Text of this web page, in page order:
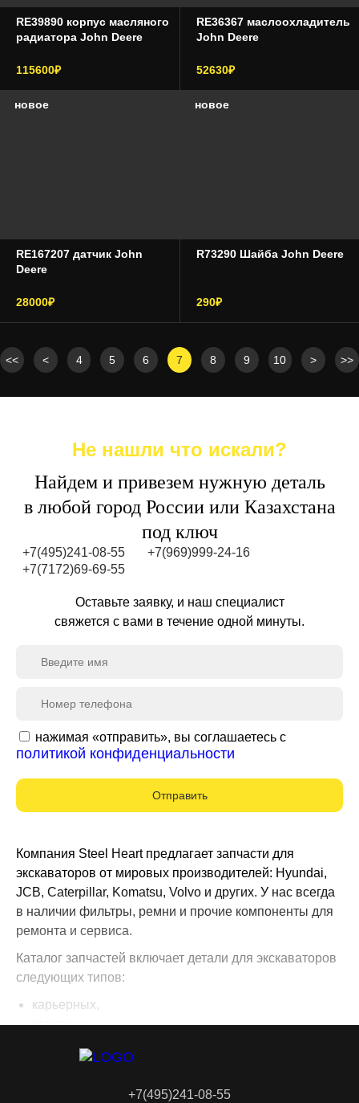
RE39890 корпус масляного
радиатора John Deere
115600₽
RE36367 маслоохладитель
John Deere
52630₽
новое
RE167207 датчик John
Deere
28000₽
новое
R73290 Шайба John Deere
290₽
<< < 4 5 6 7 8 9 10 > >>
Не нашли что искали?
Найдем и привезем нужную деталь
в любой город России или Казахстана
под ключ
+7(495)241-08-55
+7(969)999-24-16
+7(7172)69-69-55
Оставьте заявку, и наш специалист
свяжется с вами в течение одной минуты.
нажимая «отправить», вы соглашаетесь с
политикой конфиденциальности
Отправить
Компания Steel Heart предлагает запчасти для
экскаваторов от мировых производителей: Hyundai,
JCB, Caterpillar, Komatsu, Volvo и других. У нас всегда
в наличии фильтры, ремни и прочие компоненты для
ремонта и сервиса.
Каталог запчастей включает детали для экскаваторов
следующих типов:
карьерных,
шахтных,
универсальных строительных.
Мы оперативно реагируем на запросы, чтобы
+7(495)241-08-55